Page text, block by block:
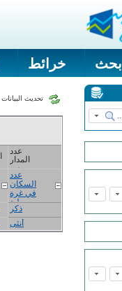
بحث خرائط
تحديث البيانات
عدد
المدار
س
عدد
السكان
في غرة
جويلية
ذكر
أنثى